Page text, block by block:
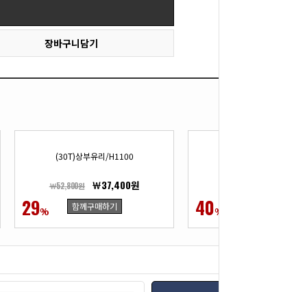
장바구니담기
29%
(30T)상부유리/H1100
￦52,800원 ￦37,400원
함께구매하기 40%